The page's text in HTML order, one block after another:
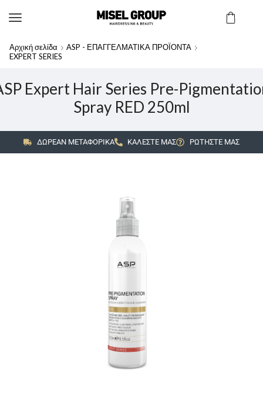
Αρχική σελίδα
ASP - ΕΠΑΓΓΕΛΜΑΤΙΚΑ ΠΡΟΪΟΝΤΑ
EXPERT SERIES
Expert Hair Series Pre-
Spray RED 250ml
ΔΩΡΕΑΝ ΜΕΤΑΦΟΡΙΚΑ ΚΑΛΕΣΤΕ ΜΑΣ ΡΩΤΗΣΤΕ ΜΑΣ